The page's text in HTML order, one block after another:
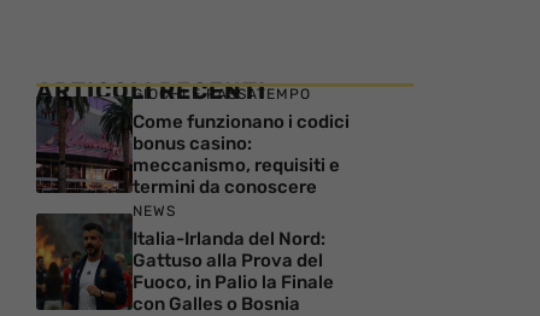
ARTICOLI RECENTI
GIOCHI E PASSATEMPO
Come funzionano i codici
bonus casino:
meccanismo, requisiti e
termini da conoscere
NEWS
Italia-Irlanda del Nord:
Gattuso alla Prova del
Fuoco, in Palio la Finale
con Galles o Bosnia